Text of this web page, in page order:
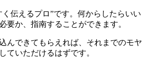
伝えるプロ”です。何からしたらいい
要か、指南することができます。
んできてもらえれば、それまでのモヤ
ていただけるはずです。